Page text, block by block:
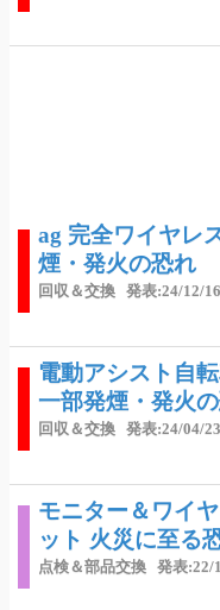
ag 完全ワイヤレ
煙・発火の恐れ
回収＆交換 発表:24/12/16
電動アシスト自
一部発煙・発火
回収＆交換 発表:24/04/23
モニター＆ワイ
ット 火災に至る
点検＆部品交換 発表:22/